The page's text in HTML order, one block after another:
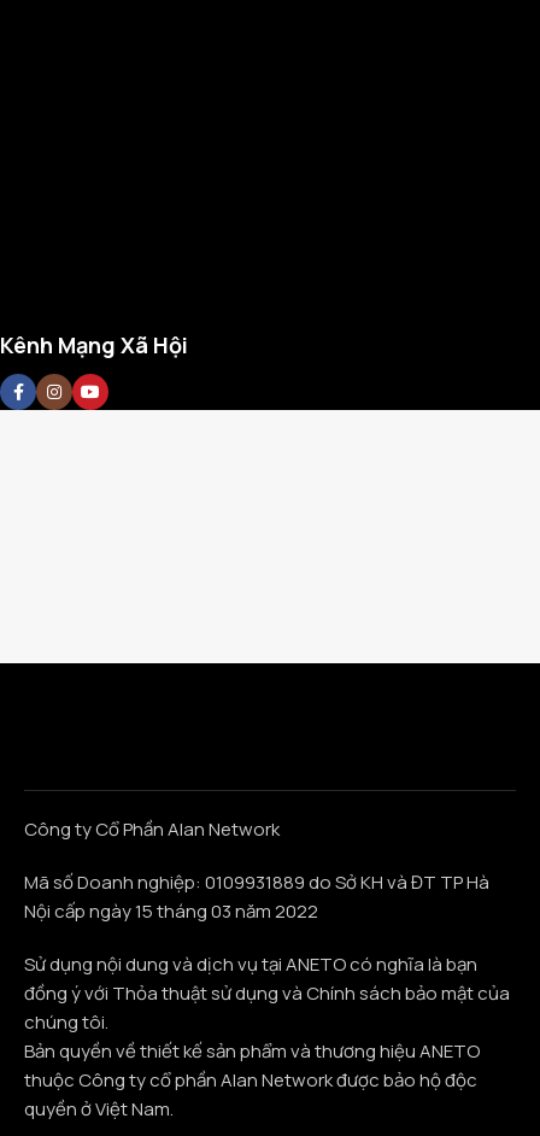
Kênh Mạng Xã Hội
Công ty Cổ Phần Alan Network
Mã số Doanh nghiệp: 0109931889 do Sở KH và ĐT TP Hà
Nội cấp ngày 15 tháng 03 năm 2022
Sử dụng nội dung và dịch vụ tại ANETO có nghĩa là bạn
đồng ý với Thỏa thuật sử dụng và Chính sách bảo mật của
chúng tôi.
Bản quyền về thiết kế sản phẩm và thương hiệu ANETO
thuộc Công ty cổ phần Alan Network được bảo hộ độc
quyền ở Việt Nam.